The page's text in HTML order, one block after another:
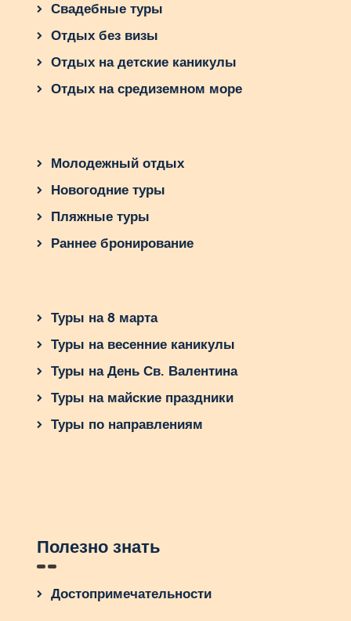
Свадебные туры
Отдых без визы
Отдых на детские каникулы
Отдых на средиземном море
Молодежный отдых
Новогодние туры
Пляжные туры
Раннее бронирование
Туры на 8 марта
Туры на весенние каникулы
Туры на День Св. Валентина
Туры на майские праздники
Туры по направлениям
Полезно знать
Достопримечательности